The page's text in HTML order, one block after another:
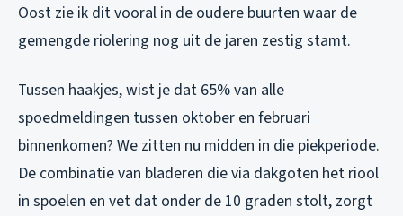
Oost zie ik dit vooral in de oudere buurten waar de
gemengde riolering nog uit de jaren zestig stamt.
Tussen haakjes, wist je dat 65% van alle
spoedmeldingen tussen oktober en februari
binnenkomen? We zitten nu midden in die piekperiode.
De combinatie van bladeren die via dakgoten het riool
in spoelen en vet dat onder de 10 graden stolt, zorgt